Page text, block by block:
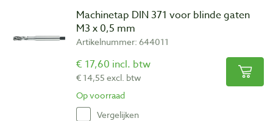
Machinetap DIN 371 voor blinde gaten
M3 x 0,5 mm
Artikelnummer: 644011
€ 17,60 incl. btw
€ 14,55 excl. btw
Op voorraad
Vergelijken